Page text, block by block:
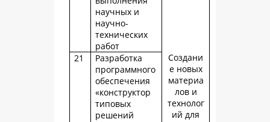
научных и
научно-
технических
работ
Создани
е новых
материа
лов и
технолог
ий для
21
Разработка
программного
обеспечения
«конструктор
типовых
решений